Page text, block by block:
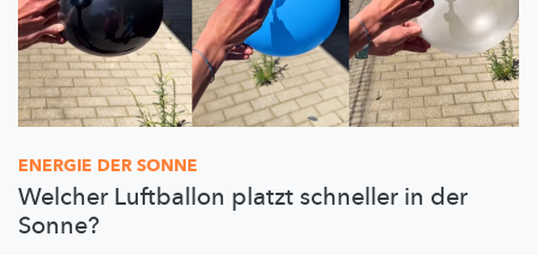
ENERGIE DER SONNE
Welcher Luftballon platzt schneller in der
Sonne?